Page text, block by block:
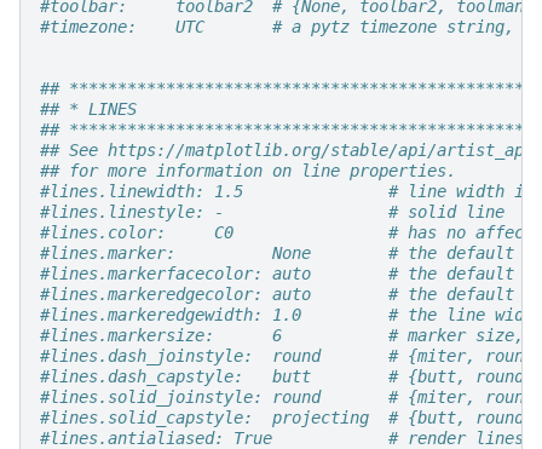
#toolbar:     toolbar2  # {None, toolbar2,
#timezone:    UTC       # a pytz timezone string,
##
## * LINES
##
## See https://matplotlib.org/stable/api/
## for more information on line properties.
#lines.linewidth: 1.5               # line width in
#lines.linestyle: -                 # solid line
#lines.color:     C0                # has no affect
#lines.marker:          None        # the default
#lines.markerfacecolor: auto        # the default
#lines.markeredgecolor: auto        # the default
#lines.markeredgewidth: 1.0         # the line width
#lines.markersize:      6           # marker size,
#lines.dash_joinstyle:  round       # {miter,
#lines.dash_capstyle:   butt        # {butt, round,
#lines.solid_joinstyle: round       # {miter,
#lines.solid_capstyle:  projecting  # {butt, round,
#lines.antialiased: True            # render lines